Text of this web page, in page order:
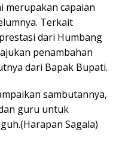
merupakan capaian
Terkait
dari Humbang
penambahan
dari Bapak Bupati.
sambutannya,
guru untuk
Sagala)